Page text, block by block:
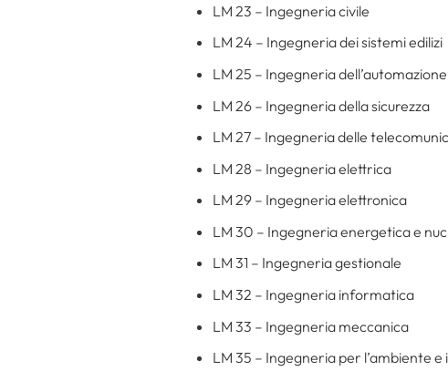
LM 23 – Ingegneria civile
LM 24 – Ingegneria dei sistemi edilizi
LM 25 – Ingegneria dell’automazione
LM 26 – Ingegneria della sicurezza
LM 27 – Ingegneria delle
LM 28 – Ingegneria elettrica
LM 29 – Ingegneria elettronica
LM 30 – Ingegneria energetica e
LM 31 – Ingegneria gestionale
LM 32 – Ingegneria informatica
LM 33 – Ingegneria meccanica
LM 35 – Ingegneria per l’ambiente